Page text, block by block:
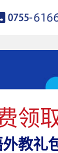
领
教礼